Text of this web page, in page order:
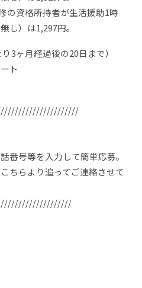
の資格所持者が生活援助1時
し）は1,297円。
3ヶ月経過後の20日まで）
ト
番号等を入力して簡単応募。
ちらより追ってご連絡させて